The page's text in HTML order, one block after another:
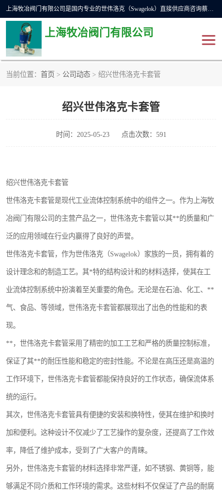
上海牧冶阀门有限公司是国内专业的世伟洛克（Swagelok）直接供应商咨询蔡工，主营世伟洛克球阀、世伟洛克针型阀、世伟洛克隔膜阀、世伟洛克旋塞阀、世伟洛克单向阀、世伟洛克接头、世伟洛克快速接头、世伟洛克卡套管、世伟洛克弯管器、世伟洛克工具等。
上海牧冶阀门有限公司
当前位置： 首页 > 公司动态 > 绍兴世伟洛克卡套管
绍兴世伟洛克卡套管
时间：2025-05-23 点击次数：591
绍兴世伟洛克卡套管
世伟洛克卡套管是现代工业流体控制系统中的组件之一。作为上海牧
冶阀门有限公司的主营产品之一，世伟洛克卡套管以其**的质量和广
泛的应用领域在行业内赢得了良好的声誉。
世伟洛克卡套管，作为世伟洛克（Swagelok）家族的一员，拥有着的
设计理念和的制造工艺。其*特的结构设计和的材料选择，使其在工
业流体控制系统中扮演着至关重要的角色。无论是在石油、化工、**
气、食品、等领域，世伟洛克卡套管都展现出了出色的性能和的表
现。
**，世伟洛克卡套管采用了精密的加工工艺和严格的质量控制标准，
保证了其**的耐压性能和稳定的密封性能。不论是在高压还是高温的
工作环境下，世伟洛克卡套管都能保持良好的工作状态，确保流体系
统的运行。
其次，世伟洛克卡套管具有便捷的安装和换特性，使其在维护和换时
加和便利。这种设计不仅减少了工艺操作的复杂度，还提高了工作效
率，降低了维护成本，受到了广大客户的青睐。
另外，世伟洛克卡套管的材料选择非常严谨，如不锈钢、黄铜等，能
够满足不同介质和工作环境的需求。这些材料不仅保证了产品的耐腐
世伟洛克球阀 世伟洛克针阀
世伟洛克过滤器 世伟洛克隔膜阀
DSC疏水阀
世伟洛克卡套管 世伟洛克弯管器
世伟洛克工具 世伟洛克快速接头